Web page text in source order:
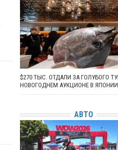
$270 ТЫС. ОТДАЛИ ЗА ГОЛУБОГО
НОВОГОДНЕМ АУКЦИОНЕ В ЯПОНИИ
АВТО